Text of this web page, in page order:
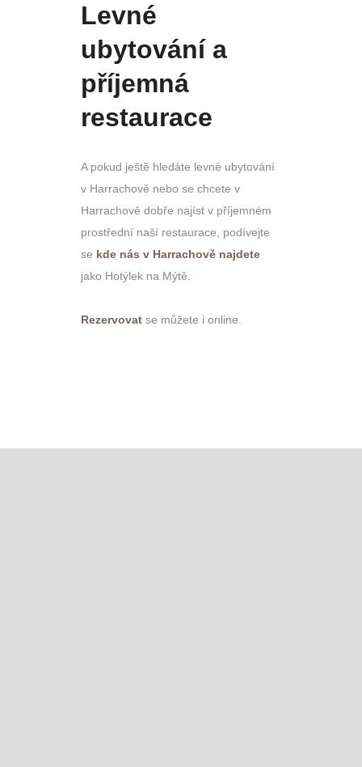
Levné
ubytování a
příjemná
restaurace
A pokud ještě hledáte levné ubytování
v Harrachově nebo se chcete v
Harrachově dobře najíst v příjemném
prostřední naší restaurace, podívejte
se kde nás v Harrachově najdete
jako Hotýlek na Mýtě.
Rezervovatse můžete i online.